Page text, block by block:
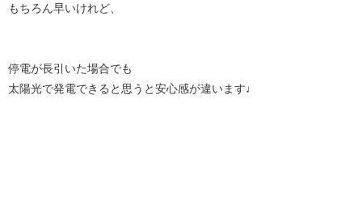
もちろん早いけれど、
停電が長引いた場合でも
太陽光で発電できると思うと安心感が違います♩